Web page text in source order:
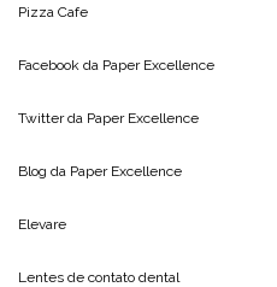
Pizza Cafe
Facebook da Paper Excellence
Twitter da Paper Excellence
Blog da Paper Excellence
Elevare
Lentes de contato dental